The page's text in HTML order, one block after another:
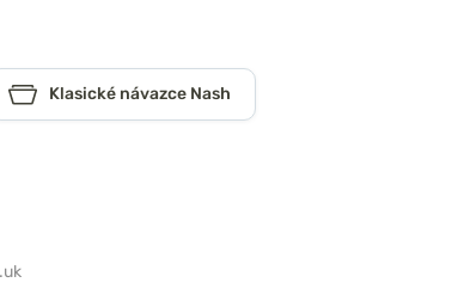
Klasické návazce Nash